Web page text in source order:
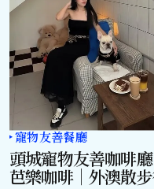
寵物友善餐廳
頭城寵物友善咖啡
芭樂咖啡｜外澳散